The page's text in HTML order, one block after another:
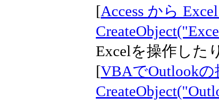
[Access から
Excelを操作した
[VBAでOutlookの